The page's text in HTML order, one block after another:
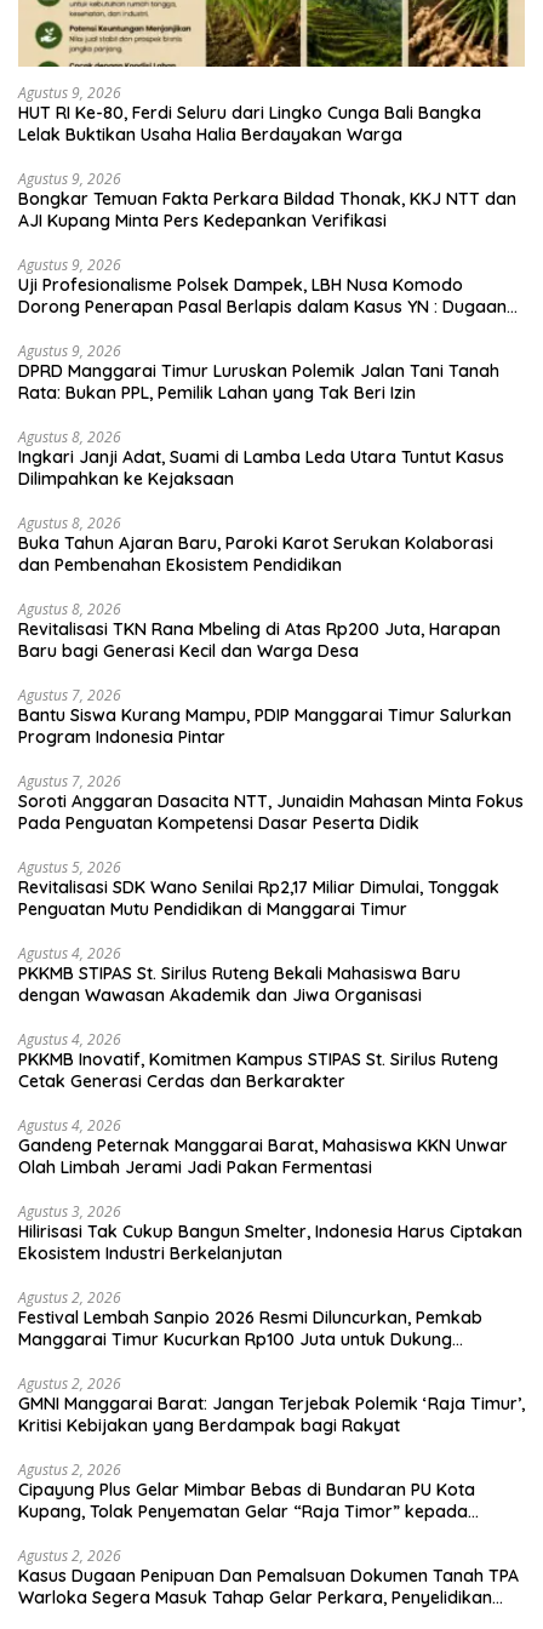
Agustus 9, 2026
HUT RI Ke-80, Ferdi Seluru dari Lingko Cunga Bali Bangka
Lelak Buktikan Usaha Halia Berdayakan Warga
Agustus 9, 2026
Bongkar Temuan Fakta Perkara Bildad Thonak, KKJ NTT dan
AJI Kupang Minta Pers Kedepankan Verifikasi
Agustus 9, 2026
Uji Profesionalisme Polsek Dampek, LBH Nusa Komodo
Dorong Penerapan Pasal Berlapis dalam Kasus YN : Dugaan
Agustus 9, 2026
DPRD Manggarai Timur Luruskan Polemik Jalan Tani Tanah
Rata: Bukan PPL, Pemilik Lahan yang Tak Beri Izin
Agustus 8, 2026
Ingkari Janji Adat, Suami di Lamba Leda Utara Tuntut Kasus
Dilimpahkan ke Kejaksaan
Agustus 8, 2026
Buka Tahun Ajaran Baru, Paroki Karot Serukan Kolaborasi
dan Pembenahan Ekosistem Pendidikan
Agustus 8, 2026
Revitalisasi TKN Rana Mbeling di Atas Rp200 Juta, Harapan
Baru bagi Generasi Kecil dan Warga Desa
Agustus 7, 2026
Bantu Siswa Kurang Mampu, PDIP Manggarai Timur Salurkan
Program Indonesia Pintar
Agustus 7, 2026
Soroti Anggaran Dasacita NTT, Junaidin Mahasan Minta Fokus
Pada Penguatan Kompetensi Dasar Peserta Didik
Agustus 5, 2026
Revitalisasi SDK Wano Senilai Rp2,17 Miliar Dimulai, Tonggak
Penguatan Mutu Pendidikan di Manggarai Timur
Agustus 4, 2026
PKKMB STIPAS St. Sirilus Ruteng Bekali Mahasiswa Baru
dengan Wawasan Akademik dan Jiwa Organisasi
Agustus 4, 2026
PKKMB Inovatif, Komitmen Kampus STIPAS St. Sirilus Ruteng
Cetak Generasi Cerdas dan Berkarakter
Agustus 4, 2026
Gandeng Peternak Manggarai Barat, Mahasiswa KKN Unwar
Olah Limbah Jerami Jadi Pakan Fermentasi
Agustus 3, 2026
Hilirisasi Tak Cukup Bangun Smelter, Indonesia Harus Ciptakan
Ekosistem Industri Berkelanjutan
Agustus 2, 2026
Festival Lembah Sanpio 2026 Resmi Diluncurkan, Pemkab
Manggarai Timur Kucurkan Rp100 Juta untuk Dukung
Agustus 2, 2026
GMNI Manggarai Barat: Jangan Terjebak Polemik ‘Raja Timur’,
Kritisi Kebijakan yang Berdampak bagi Rakyat
Agustus 2, 2026
Cipayung Plus Gelar Mimbar Bebas di Bundaran PU Kota
Kupang, Tolak Penyematan Gelar “Raja Timor” kepada
Agustus 2, 2026
Kasus Dugaan Penipuan Dan Pemalsuan Dokumen Tanah TPA
Warloka Segera Masuk Tahap Gelar Perkara, Penyelidikan